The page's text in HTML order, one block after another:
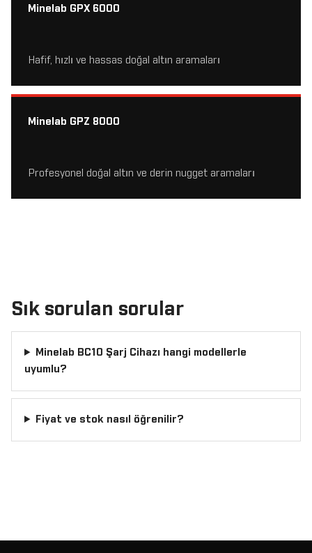
Minelab GPX 6000
Hafif, hızlı ve hassas doğal altın aramaları
Minelab GPZ 8000
Profesyonel doğal altın ve derin nugget aramaları
Sık sorulan sorular
Minelab BC10 Şarj Cihazı hangi modellerle
uyumlu?
Fiyat ve stok nasıl öğrenilir?